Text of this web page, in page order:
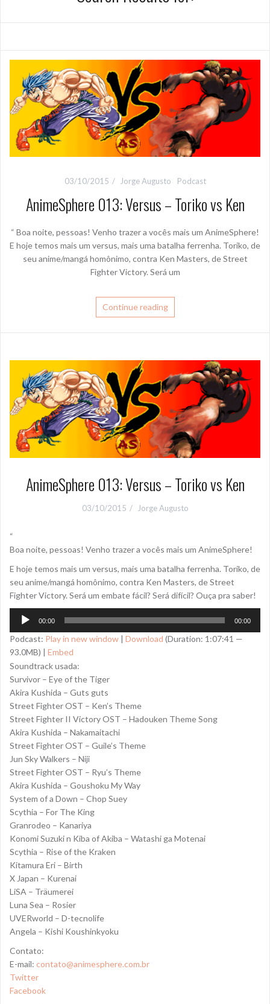
03/10/2015 Jorge Augusto Podcast
AnimeSphere 013: Versus – Toriko vs Ken
“ Boa noite, pessoas! Venho trazer a vocês mais um AnimeSphere!
E hoje temos mais um versus, mais uma batalha ferrenha. Toriko, de
seu anime/mangá homônimo, contra Ken Masters, de Street
Fighter Victory. Será um
Continue reading
AnimeSphere 013: Versus – Toriko vs Ken
03/10/2015 Jorge Augusto
“
Boa noite, pessoas! Venho trazer a vocês mais um AnimeSphere!
E hoje temos mais um versus, mais uma batalha ferrenha. Toriko, de
seu anime/mangá homônimo, contra Ken Masters, de Street
Fighter Victory. Será um embate fácil? Será difícil? Ouça pra saber!
Tocador
áudio
00:00 00:00
Podcast: Play in new window | Download (Duration: 1:07:41 —
93.0MB) | Embed
Soundtrack usada:
Survivor – Eye of the Tiger
Akira Kushida – Guts guts
Street Fighter OST – Ken’s Theme
Street Fighter II Victory OST – Hadouken Theme Song
Akira Kushida – Nakamaitachi
Street Fighter OST – Guile’s Theme
Jun Sky Walkers – Niji
Street Fighter OST – Ryu’s Theme
Akira Kushida – Goushoku My Way
System of a Down – Chop Suey
Scythia – For The King
Granrodeo – Kanariya
Konomi Suzuki n Kiba of Akiba – Watashi ga Motenai
Scythia – Rise of the Kraken
Kitamura Eri – Birth
X Japan – Kurenai
LiSA – Träumerei
Luna Sea – Rosier
UVERworld – D-tecnolife
Angela – Kishi Koushinkyoku
Contato:
E-mail: contato@animesphere.com.br
Twitter
Facebook